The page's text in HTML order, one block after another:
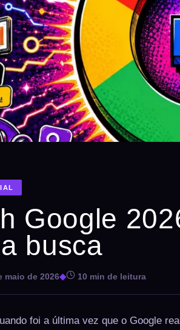
Google
busca
maio de 2026◆ 10 min de leitura
foi a última vez que o Google